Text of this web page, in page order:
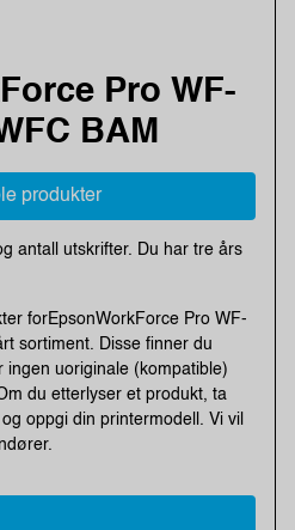
Pro WF-
BAM
produkter
antall utskrifter. Du har tre års
forEpsonWorkForce Pro WF-
sortiment. Disse finner du
ingen uoriginale (kompatible)
du etterlyser et produkt, ta
og oppgi din printermodell. Vi vil